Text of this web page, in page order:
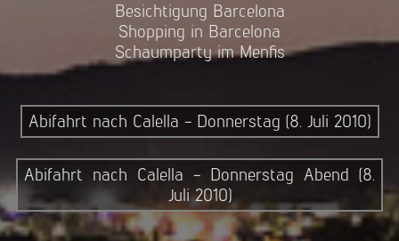
Besichtigung Barcelona
Shopping in Barcelona
Schaumparty im Menfis
Abifahrt nach Calella - Donnerstag (8. Juli 2010)
Abifahrt nach Calella - Donnerstag Abend (8.
Juli 2010)